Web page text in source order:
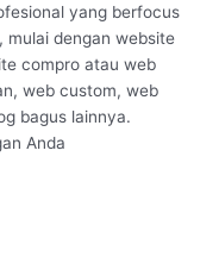
yang berfocus
mulai dengan website
compro atau web
web custom, web
bagus lainnya.
Anda